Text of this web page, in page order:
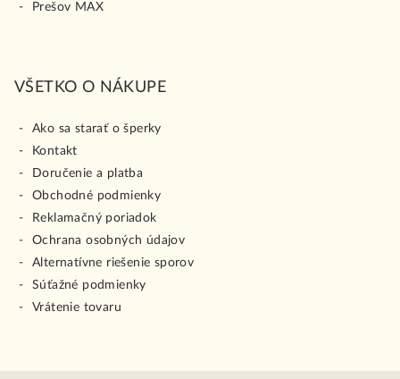
Prešov MAX
VŠETKO O NÁKUPE
Ako sa starať o šperky
Kontakt
Doručenie a platba
Obchodné podmienky
Reklamačný poriadok
Ochrana osobných údajov
Alternatívne riešenie sporov
Súťažné podmienky
Vrátenie tovaru